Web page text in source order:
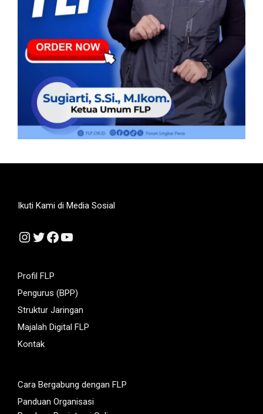
Ikuti Kami di Media Sosial
Instagram
Twitter
Facebook
YouTube
Profil FLP
Pengurus (BPP)
Struktur Jaringan
Majalah Digital FLP
Kontak
Cara Bergabung dengan FLP
Panduan Organisasi